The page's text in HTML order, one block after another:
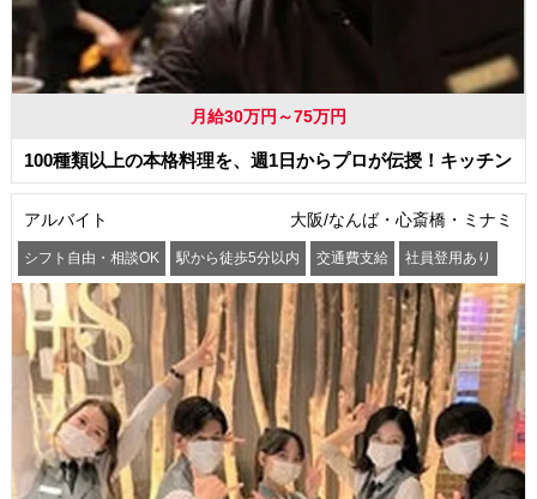
月給30万円～75万円
100種類以上の本格料理を、週1日からプロが伝授！キッチン
アルバイト 大阪/なんば・心斎橋・ミナミ
シフト自由・相談OK 駅から徒歩5分以内 交通費支給 社員登用あり